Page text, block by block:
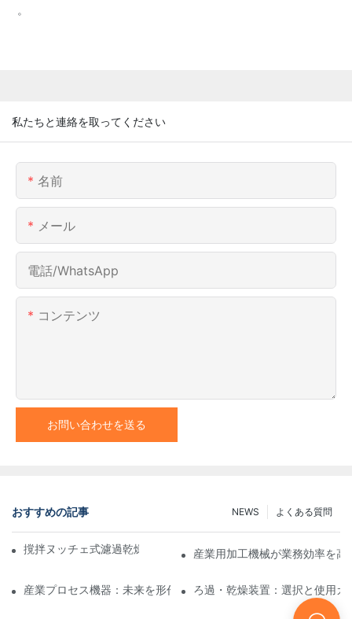
。
私たちと連絡を取ってください
名前
メール
電話/WhatsApp
コンテンツ
お問い合わせを送る
おすすめの記事 よくある質問
NEWS
撹拌ヌッチェ式濾過乾燥機と他の乾燥方法の比較産業用加工機械が業務効率を高
産業プロセス機器：未来を形作るイノベーションろ過・乾燥装置：選択と使用ガ